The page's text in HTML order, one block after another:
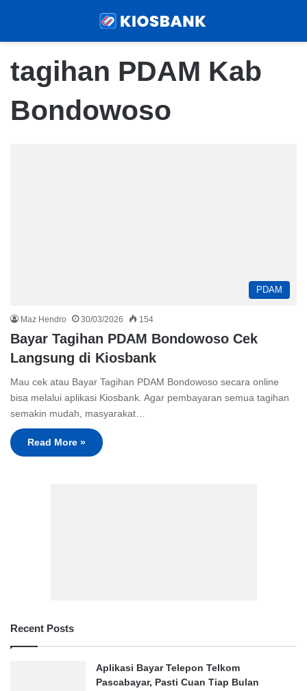
tagihan PDAM Kab
Bondowoso
PDAM
Maz Hendro 30/03/2026 154
Bayar Tagihan PDAM Bondowoso Cek
Langsung di Kiosbank
Mau cek atau Bayar Tagihan PDAM Bondowoso secara online
bisa melalui aplikasi Kiosbank. Agar pembayaran semua tagihan
semakin mudah, masyarakat…
Read More »
Recent Posts
Aplikasi Bayar Telepon Telkom
Pascabayar, Pasti Cuan Tiap Bulan